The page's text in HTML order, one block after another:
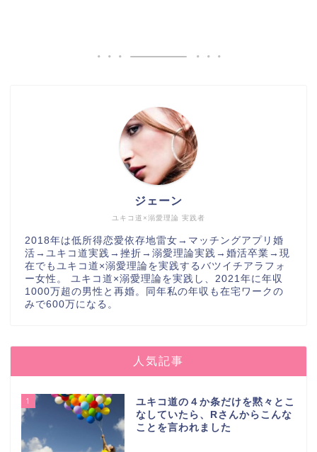
ユキコ道×溺愛理論 実践者
ジェーン
2018年は低所得恋愛依存地雷女→マッチングアプリ婚
活→ユキコ道実践→挫折→溺愛理論実践→婚活卒業→現
在でもユキコ道×溺愛理論を実践するバツイチアラフォ
ー女性。 ユキコ道×溺愛理論を実践し、2021年に年収
1000万超の男性と再婚。同年私の年収も在宅ワークの
みで600万になる。
人気記事
1
ユキコ道の４か条だけを黙々とこ
なしていたら、Rさんからこんな
ことを言われました